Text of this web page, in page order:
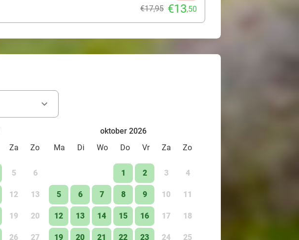
€17,95 €13,50
Za Zo
5 6
12 13
19 20
26 27
oktober 2026
Ma
Di Wo Do Vr Za Zo
1 2 3 4
5 6 7 8 9 10 11
12 13 14 15 16 17 18
19 20 21 22 23 24 25